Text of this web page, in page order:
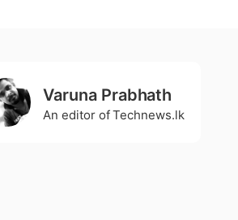
Varuna Prabhath
An editor of Technews.lk